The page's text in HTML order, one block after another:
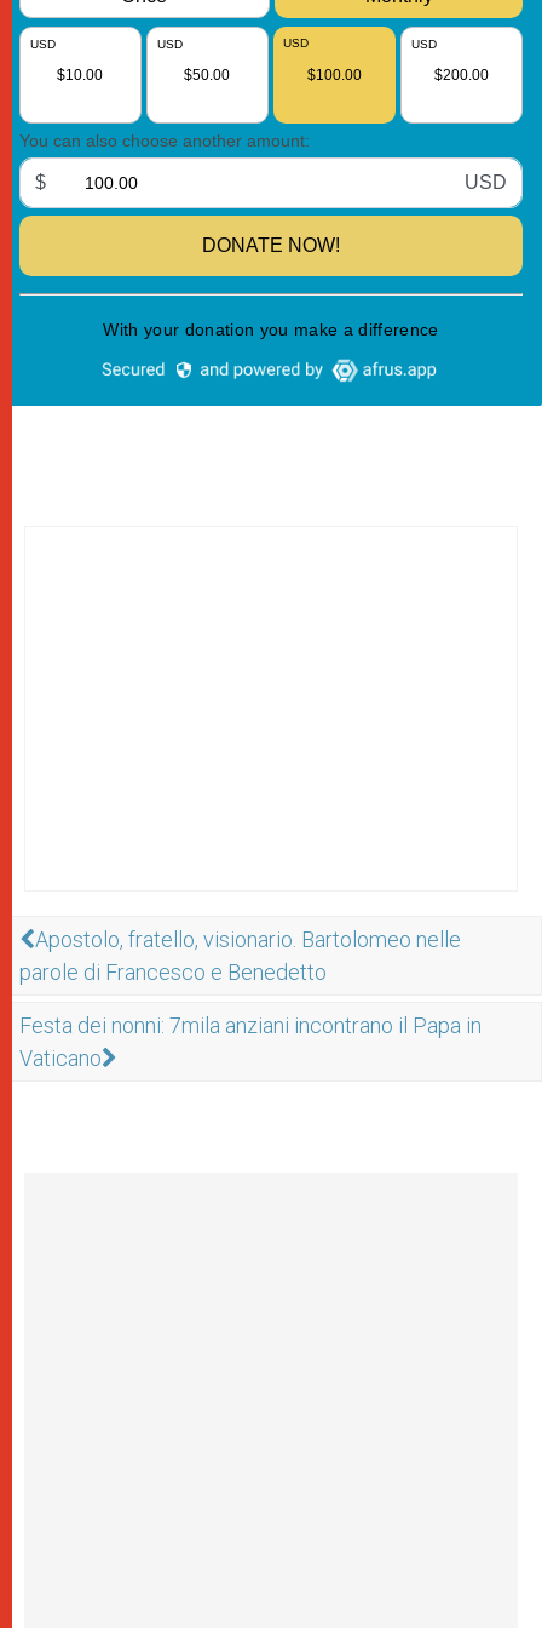
Apostolo, fratello, visionario. Bartolomeo nelle
parole di Francesco e Benedetto
Festa dei nonni: 7mila anziani incontrano il Papa in
Vaticano